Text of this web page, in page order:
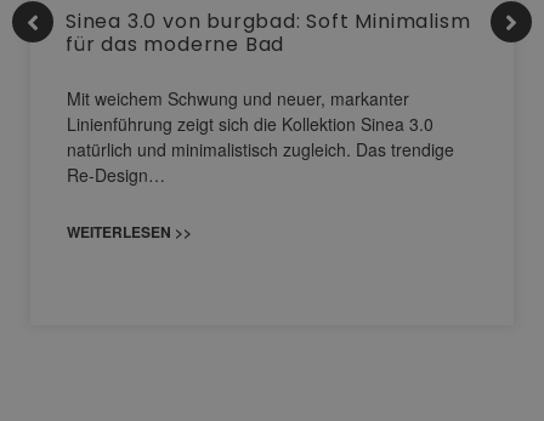
Sinea 3.0 von burgbad: Soft Minimalism
für das moderne Bad
Mit weichem Schwung und neuer, markanter
Linienführung zeigt sich die Kollektion Sinea 3.0
natürlich und minimalistisch zugleich. Das trendige
Re-Design…
WEITERLESEN >>